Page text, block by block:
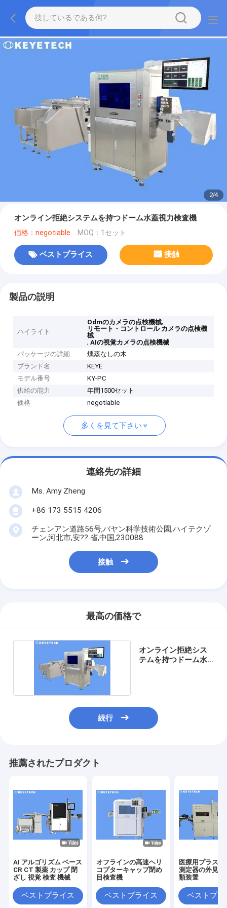
2/4
オンライン拒絶システムを持つドーム水蓋視力検査機
価格：negotiable MOQ：1セット
ベストプライス 接触
製品の説明
ハイライト
Odmのカメラの点検機械,
リモート・コントロール カメラの点検機
械
,AIの視覚カメラの点検機械
パッケージの詳細
燻蒸なしの木
ブランド名
KEYE
モデル番号
KY-PC
供給の能力
年間1500セット
価格
negotiable
多くを見て下さい
連絡先の詳細
Ms. Amy Zheng
+86 173 5515 4206
チェンアン道路56号,バヤン科学技術公園,ハイテクゾ
ーン,河北市,安?? 省,中国,230088
接触
最高の価格で
オンライン拒絶シス
テムを持つドーム水
続行
推薦されたプロダクト
AI アルゴリズム ベース
CR CT 製薬 カップ 閉
ざし 視覚 検査 機械
ベストプライス
オフラインの高速ヘリ
コプターキャップ閉め
目検査機
ベストプライス
医療用プラスチ
測定器の外見・
類装置
ベストプラ